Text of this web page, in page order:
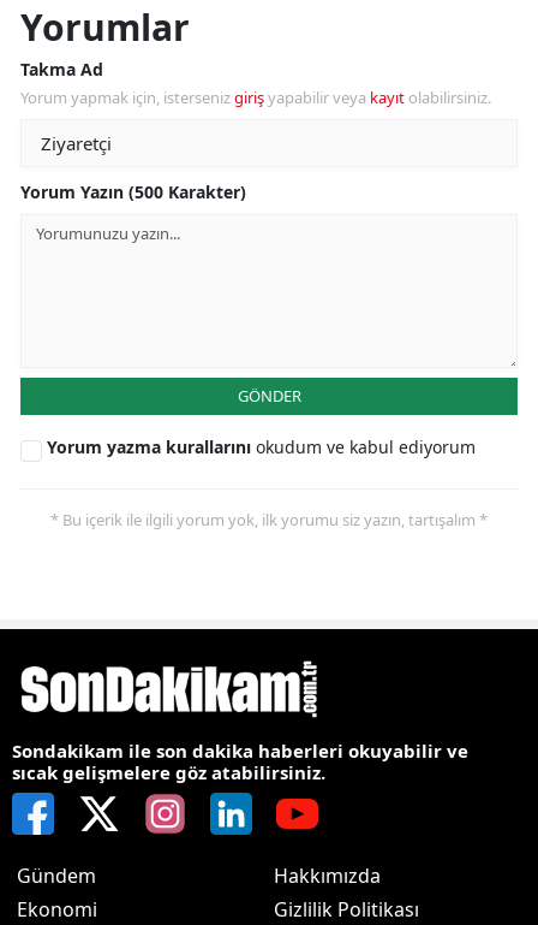
Yorumlar
Takma Ad
Yorum yapmak için, istersenizgirişyapabilir veya kayıt olabilirsiniz.
Yorum Yazın (500 Karakter)
GÖNDER
Yorum yazma kurallarını okudum ve kabul ediyorum
* Bu içerik ile ilgili yorum yok, ilk yorumu siz yazın, tartışalım *
Sondakikam ile son dakika haberleri okuyabilir ve
sıcak gelişmelere göz atabilirsiniz.
Gündem
Ekonomi
Hakkımızda
Gizlilik Politikası